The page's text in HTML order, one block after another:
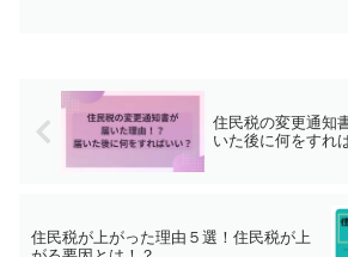
住民税の変更通知
いた後に何をすれ
住民税が上がった理由５選！住民税が上